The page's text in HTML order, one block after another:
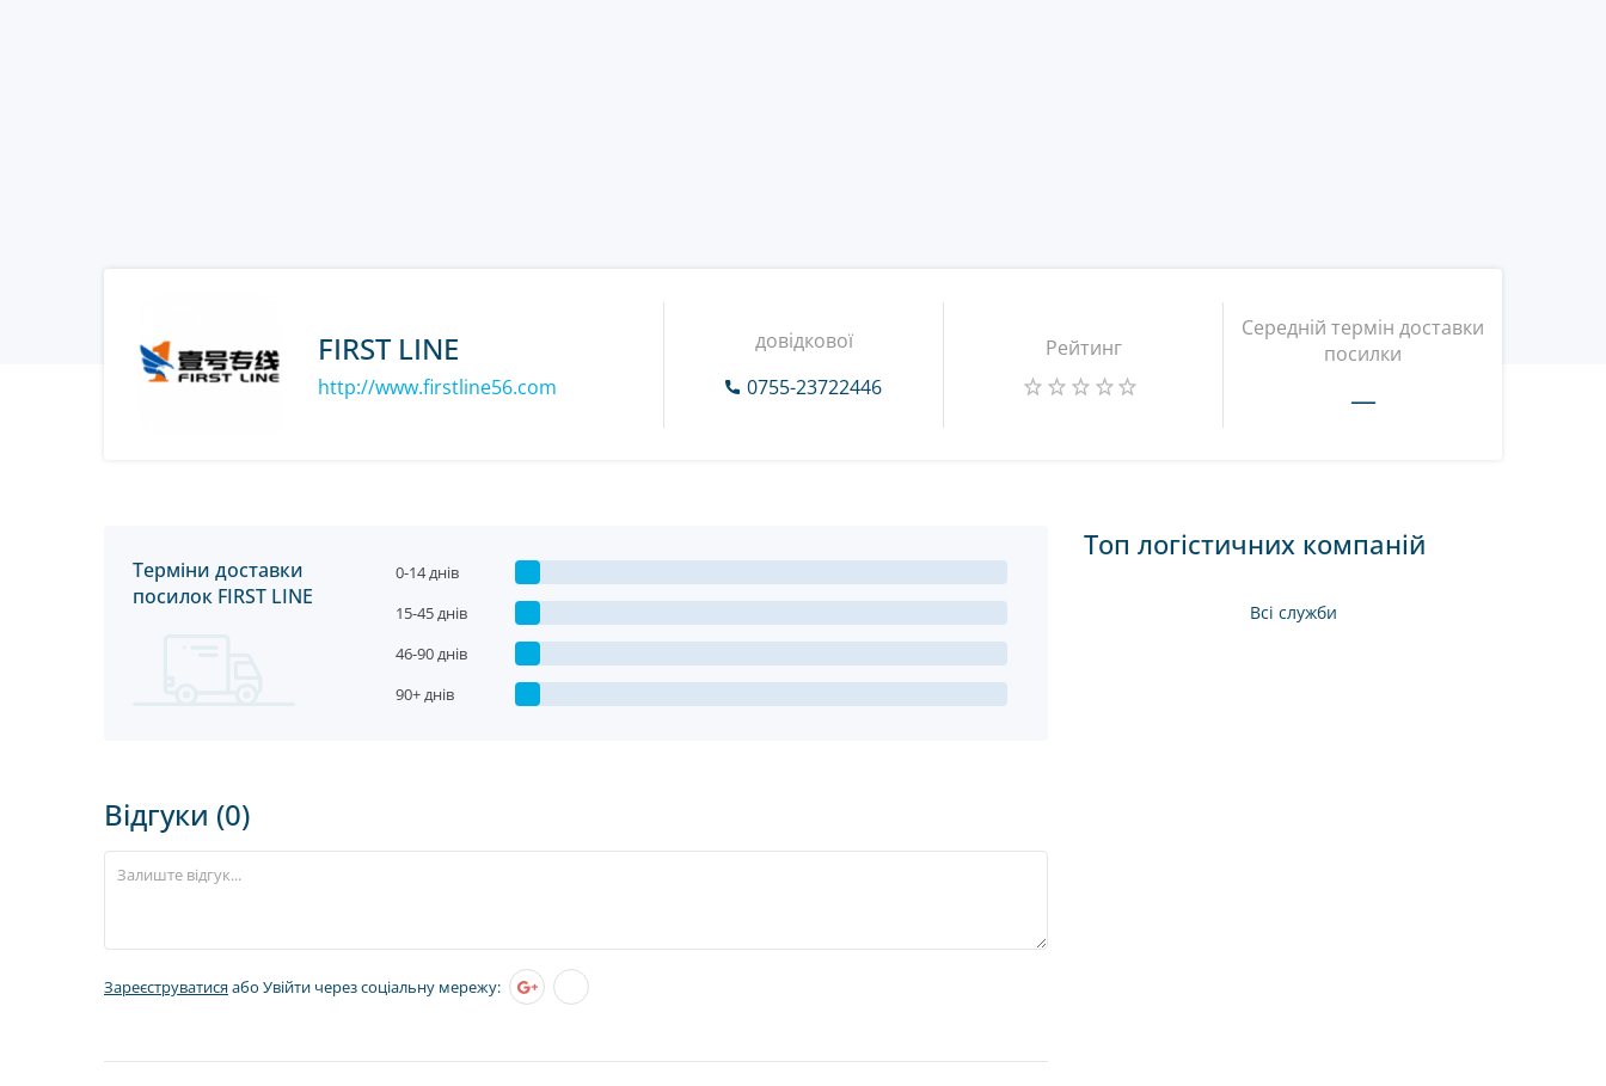
FIRST LINE
http://www.firstline56.com
довідкової
0755-23722446
Рейтинг
Середній термін доставки
посилки
—
Терміни доставки
посилок FIRST LINE
0-14 днів
15-45 днів
46-90 днів
90+ днів
Відгуки (0)
Зареєструватисяабо Увійти через соціальну мережу:
Топ логістичних компаній
Всі служби